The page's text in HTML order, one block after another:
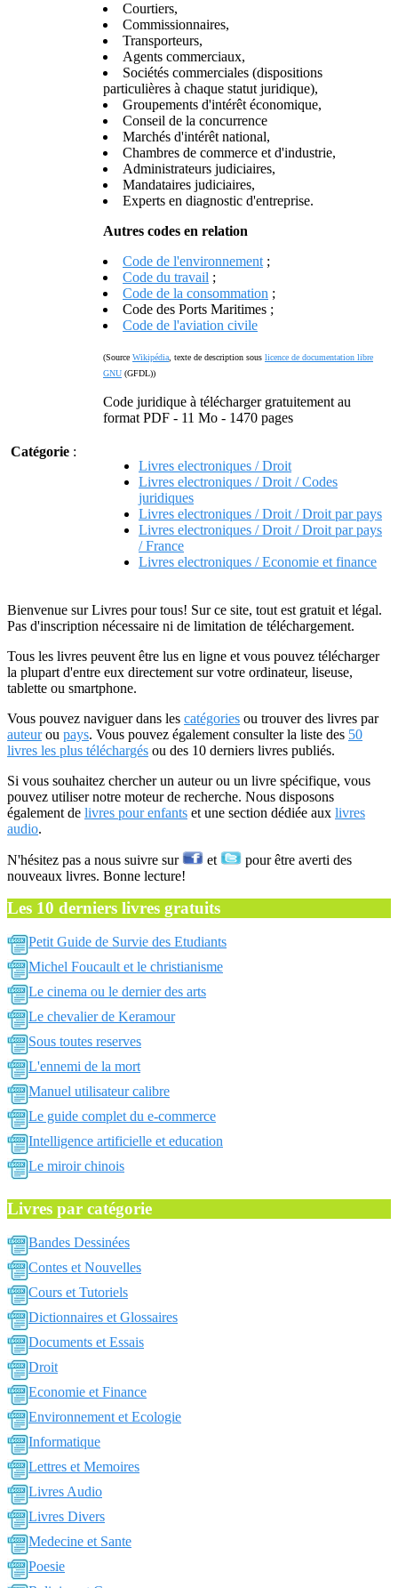
Courtiers,
Commissionnaires,
Transporteurs,
Agents commerciaux,
Sociétés commerciales (dispositions
particulières à chaque statut juridique),
Groupements d'intérêt économique,
Conseil de la concurrence
Marchés d'intérêt national,
Chambres de commerce et d'industrie,
Administrateurs judiciaires,
Mandataires judiciaires,
Experts en diagnostic d'entreprise.
Autres codes en relation
Code de l'environnement ;
Code du travail ;
Code de la consommation ;
Code des Ports Maritimes ;
Code de l'aviation civile
(Source Wikipédia , texte de description sous licence de documentation libre
GNU (GFDL))
Code juridique à télécharger gratuitement au
format PDF - 11 Mo - 1470 pages
Catégorie :
Livres electroniques / Droit
Livres electroniques / Droit / Codes
juridiques
Livres electroniques / Droit / Droit par pays
Livres electroniques / Droit / Droit par pays
/ France
Livres electroniques / Economie et finance
Bienvenue sur Livres pour tous! Sur ce site, tout est gratuit et légal.
Pas d'inscription nécessaire ni de limitation de téléchargement.
Tous les livres peuvent être lus en ligne et vous pouvez télécharger
la plupart d'entre eux directement sur votre ordinateur, liseuse,
tablette ou smartphone.
Vous pouvez naviguer dans les catégories ou trouver des livres par
auteurou pays. Vous pouvez également consulter la liste des 50
livres les plus téléchargés ou des 10 derniers livres publiés.
Si vous souhaitez chercher un auteur ou un livre spécifique, vous
pouvez utiliser notre moteur de recherche. Nous disposons
également de livres pour enfants et une section dédiée aux livres
audio.
N'hésitez pas a nous suivre sur et
pour être averti des
nouveaux livres. Bonne lecture!
Les 10 derniers livres gratuits
Petit Guide de Survie des Etudiants
Michel Foucault et le christianisme
Le cinema ou le dernier des arts
Le chevalier de Keramour
Sous toutes reserves
L'ennemi de la mort
Manuel utilisateur calibre
Le guide complet du e-commerce
Intelligence artificielle et education
Le miroir chinois
Livres par catégorie
Bandes Dessinées
Contes et Nouvelles
Cours et Tutoriels
Dictionnaires et Glossaires
Documents et Essais
Droit
Economie et Finance
Environnement et Ecologie
Informatique
Lettres et Memoires
Livres Audio
Livres Divers
Medecine et Sante
Poesie